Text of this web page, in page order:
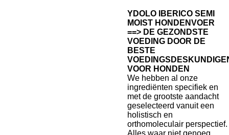
YDOLO IBERICO SEMI
MOIST HONDENVOER
==> DE GEZONDSTE
VOEDING DOOR DE
BESTE
VOOR HONDEN
We hebben al onze
ingrediënten specifiek en
met de grootste aandacht
geselecteerd vanuit een
holistisch en
orthomoleculair perspectief.
Alles waar niet genoeg